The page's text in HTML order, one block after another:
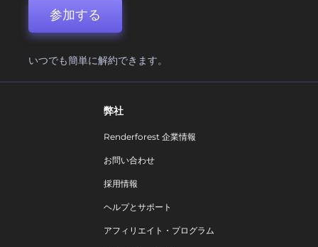
参加する
いつでも簡単に解約できます。
弊社
Renderforest 企業情報
お問い合わせ
採用情報
ヘルプとサポート
アフィリエイト・プログラム